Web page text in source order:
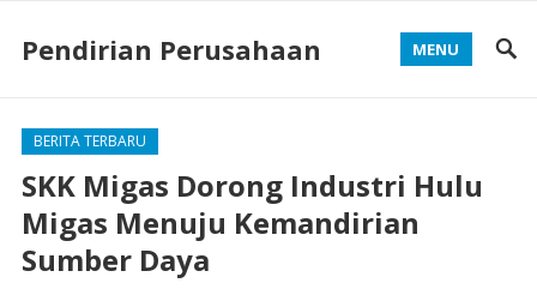
Pendirian Perusahaan MENU
BERITA TERBARU
SKK Migas Dorong Industri Hulu
Migas Menuju Kemandirian
Sumber Daya